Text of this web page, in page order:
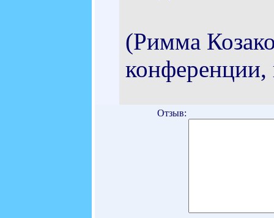
(Римма
конференции,
Отзыв: